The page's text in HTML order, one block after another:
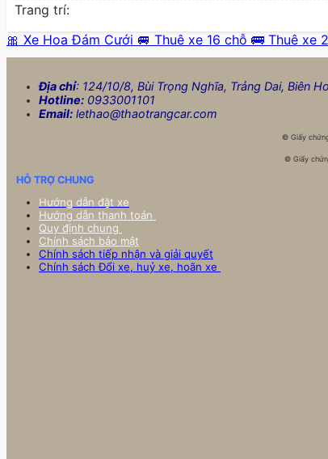
Trang trí:
🎀 Xe Hoa Đám Cưới 🚐 Thuê xe 16 chỗ 🚌 Thuê xe
Địa chỉ: 124/10/8, Bùi Trọng Nghĩa, Trảng Dai, Biên
Hotline: 0933001101
Email: lethao@thaotrangcar.com
©Giấy
© Giấy
HỖ TRỢ CHUNG
Hướng dẫn đặt xe
Hướng dẫn thanh toán
Quy định chung
Chính sách bảo mật
Chính sách tiếp nhận và giải quyết
Chính sách Đổi xe, huỷ xe, hoãn xe